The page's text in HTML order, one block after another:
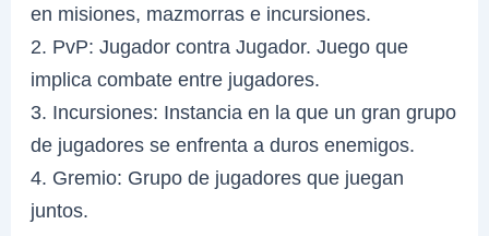
en misiones, mazmorras e incursiones.
2. PvP: Jugador contra Jugador. Juego que
implica combate entre jugadores.
3. Incursiones: Instancia en la que un gran grupo
de jugadores se enfrenta a duros enemigos.
4. Gremio: Grupo de jugadores que juegan
juntos.